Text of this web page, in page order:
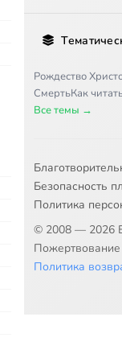
Рождество
СмертьКак
Все темы →
Безопасность
Политика
© 2008 — 2026
Политика